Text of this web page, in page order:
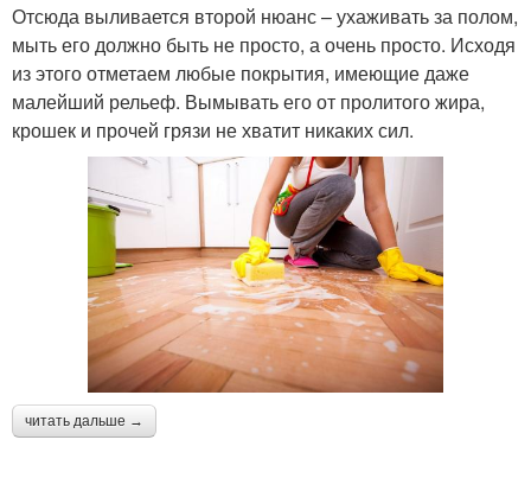
Отсюда выливается второй нюанс – ухаживать за полом,
мыть его должно быть не просто, а очень просто. Исходя
из этого отметаем любые покрытия, имеющие даже
малейший рельеф. Вымывать его от пролитого жира,
крошек и прочей грязи не хватит никаких сил.
читать дальше →